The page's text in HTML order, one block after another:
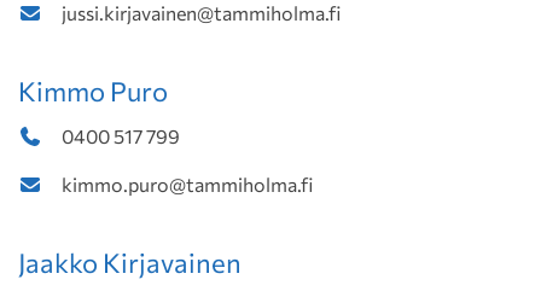
jussi.kirjavainen@tammiholma.fi
Kimmo Puro
0400 517 799
kimmo.puro@tammiholma.fi
Jaakko Kirjavainen